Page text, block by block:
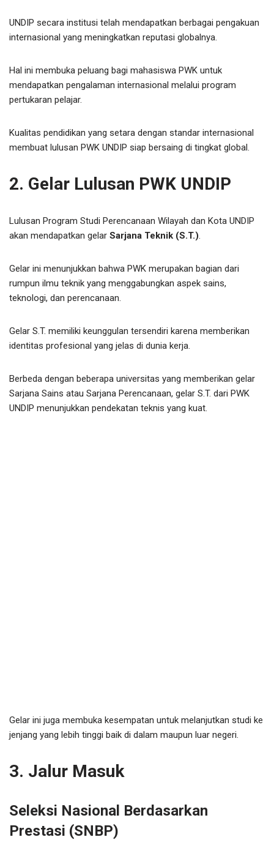
UNDIP secara institusi telah mendapatkan berbagai pengakuan
internasional yang meningkatkan reputasi globalnya.
Hal ini membuka peluang bagi mahasiswa PWK untuk
mendapatkan pengalaman internasional melalui program
pertukaran pelajar.
Kualitas pendidikan yang setara dengan standar internasional
membuat lulusan PWK UNDIP siap bersaing di tingkat global.
2. Gelar Lulusan PWK UNDIP
Lulusan Program Studi Perencanaan Wilayah dan Kota UNDIP
akan mendapatkan gelar Sarjana Teknik (S.T.).
Gelar ini menunjukkan bahwa PWK merupakan bagian dari
rumpun ilmu teknik yang menggabungkan aspek sains,
teknologi, dan perencanaan.
Gelar S.T. memiliki keunggulan tersendiri karena memberikan
identitas profesional yang jelas di dunia kerja.
Berbeda dengan beberapa universitas yang memberikan gelar
Sarjana Sains atau Sarjana Perencanaan, gelar S.T. dari PWK
UNDIP menunjukkan pendekatan teknis yang kuat.
Gelar ini juga membuka kesempatan untuk melanjutkan studi ke
jenjang yang lebih tinggi baik di dalam maupun luar negeri.
3. Jalur Masuk
Seleksi Nasional Berdasarkan
Prestasi (SNBP)